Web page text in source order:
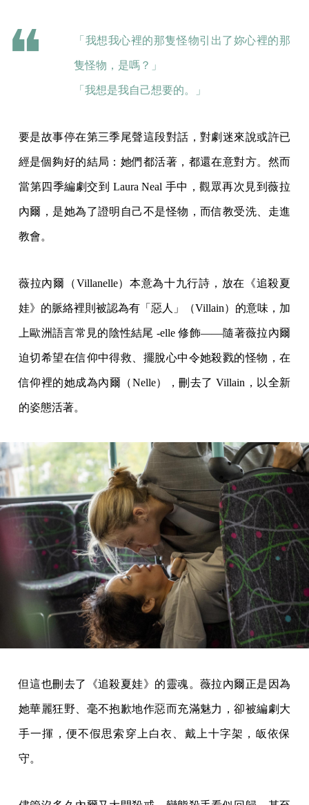
「我想我心裡的那隻怪物引出了妳心裡的那
隻怪物，是嗎？」
「我想是我自己想要的。」
要是故事停在第三季尾聲這段對話，對劇迷來說或許已
經是個夠好的結局：她們都活著，都還在意對方。然而
當第四季編劇交到 Laura Neal 手中，觀眾再次見到薇拉
內爾，是她為了證明自己不是怪物，而信教受洗、走進
教會。
薇拉內爾（Villanelle）本意為十九行詩，放在《追殺夏
娃》的脈絡裡則被認為有「惡人」（Villain）的意味，加
上歐洲語言常見的陰性結尾 -elle 修飾——隨著薇拉內爾
迫切希望在信仰中得救、擺脫心中令她殺戮的怪物，在
信仰裡的她成為內爾（Nelle），刪去了 Villain，以全新
的姿態活著。
但這也刪去了《追殺夏娃》的靈魂。薇拉內爾正是因為
她華麗狂野、毫不抱歉地作惡而充滿魅力，卻被編劇大
手一揮，便不假思索穿上白衣、戴上十字架，皈依保
守。